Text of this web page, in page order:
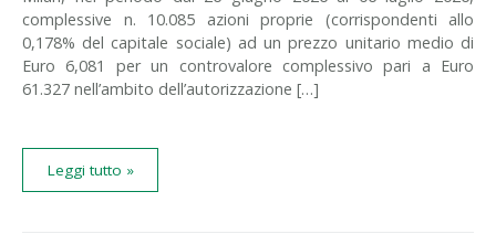
complessive n. 10.085 azioni proprie (corrispondenti allo
0,178% del capitale sociale) ad un prezzo unitario medio di
Euro 6,081 per un controvalore complessivo pari a Euro
61.327 nell’ambito dell’autorizzazione […]
Leggi tutto »